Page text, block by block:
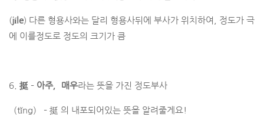
(jíle) 다른 형용사와는 달리 형용사뒤에 부사가 위치하여, 정도가 극
에 이를정도로 정도의 크기가 큼
6. 挺 – 아주，매우라는 뜻을 가진 정도부사
（tǐng） – 挺 의 내포되어있는 뜻을 알려줄게요!